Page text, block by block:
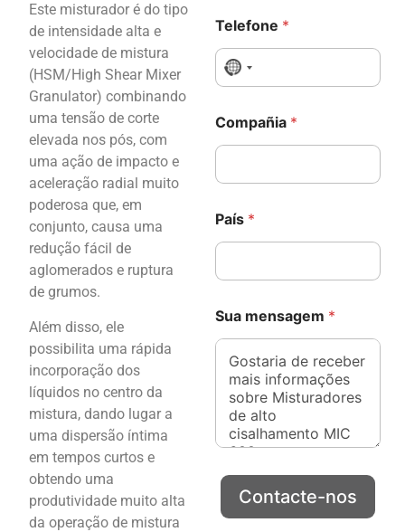
Este misturador é do tipo
de intensidade alta e
velocidade de mistura
(HSM/High Shear Mixer
Granulator) combinando
uma tensão de corte
elevada nos pós, com
uma ação de impacto e
aceleração radial muito
poderosa que, em
conjunto, causa uma
redução fácil de
aglomerados e ruptura
de grumos.
Além disso, ele
possibilita uma rápida
incorporação dos
líquidos no centro da
mistura, dando lugar a
uma dispersão íntima
em tempos curtos e
obtendo uma
produtividade muito alta
da operação de mistura
i
a
m
n
a
e
m
a
Telefone *
No country selected
Compañia *
País *
m
e
m
-
a
Sua mensagem *
Contacte-nos